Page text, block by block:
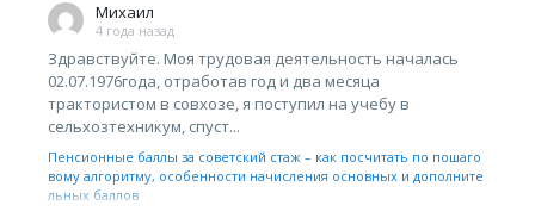
Михаил
4 года назад
Здравствуйте. Моя трудовая деятельность началась
02.07.1976года, отработав год и два месяца
трактористом в совхозе, я поступил на учебу в
сельхозтехникум, спуст...
Пенсионные баллы за советский стаж – как посчитать по пошаго
вому алгоритму, особенности начисления основных и дополните
льных баллов